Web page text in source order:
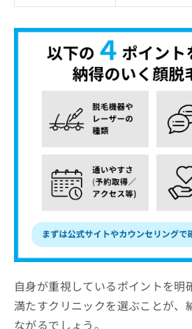
自身が重視しているポイントを明
満たすクリニックを選ぶことが、
ながるでしょう。